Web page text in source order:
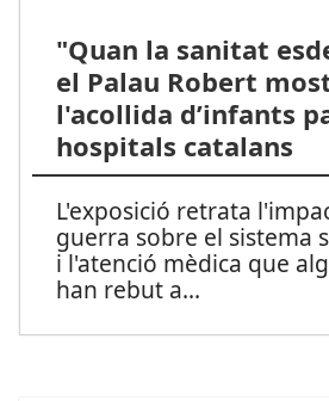
"Quan la sanitat
el Palau Robert
l'acollida d’infants
hospitals catalans
L'exposició retrata
guerra sobre el sistema
i l'atenció mèdica que
han rebut a...